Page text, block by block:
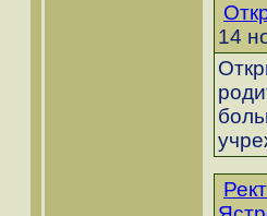
14